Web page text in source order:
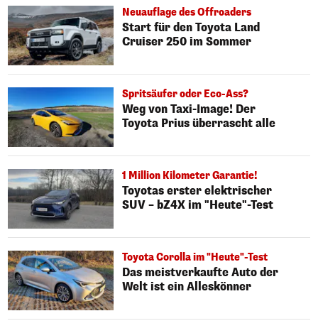
Neuauflage des Offroaders
Start für den Toyota Land
Cruiser 250 im Sommer
Spritsäufer oder Eco-Ass?
Weg von Taxi-Image! Der
Toyota Prius überrascht alle
1 Million Kilometer Garantie!
Toyotas erster elektrischer
SUV – bZ4X im "Heute"-Test
Toyota Corolla im "Heute"-Test
Das meistverkaufte Auto der
Welt ist ein Alleskönner